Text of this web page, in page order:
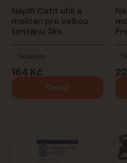
Náplň Catit uhlí a
molitan pro velkou
fontánu 3ks
164 Kč
Skladem
Detail